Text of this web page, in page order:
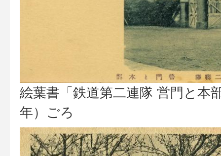
絵葉書「鉄道第二連隊 営門と本
年）ごろ